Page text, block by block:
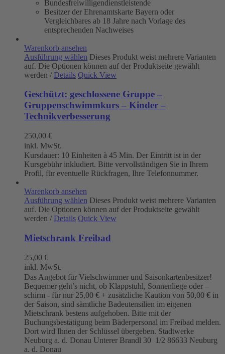
Bundesfreiwilligendienstleistende
Besitzer der Ehrenamtskarte Bayern oder
Vergleichbares ab 18 Jahre nach Vorlage des
entsprechenden Nachweises
Warenkorb ansehen
Ausführung wählen Dieses Produkt weist mehrere Varianten
auf. Die Optionen können auf der Produktseite gewählt
werden / Details Quick View
Geschützt: geschlossene Gruppe –
Gruppenschwimmkurs – Kinder –
Technikverbesserung
250,00 €
inkl. MwSt.
Kursdauer: 10 Einheiten à 45 Min. Der Eintritt ist in der
Kursgebühr inkludiert. Bitte vervollständigen Sie in Ihrem
Profil, für eventuelle Rückfragen, Ihre Telefonnummer.
Warenkorb ansehen
Ausführung wählen Dieses Produkt weist mehrere Varianten
auf. Die Optionen können auf der Produktseite gewählt
werden / Details Quick View
Mietschrank Freibad
25,00 €
inkl. MwSt.
Das Angebot für Vielschwimmer und Saisonkartenbesitzer!
Bequemer geht’s nicht, ob Klappstuhl, Sonnenliege oder –
schirm - für nur 25,00 € + zusätzliche Kaution von 50,00 € in
der Saison, sind sämtliche Badeutensilien im eigenen
Mietschrank bestens aufgehoben. Bitte mit der
Buchungsbestätigung beim Bäderpersonal im Freibad melden.
Dort wird Ihnen der Schlüssel übergeben. Stadtwerke
Neuburg a. d. Donau Unterer Brandl 30 1/2 86633 Neuburg
a. d. Donau